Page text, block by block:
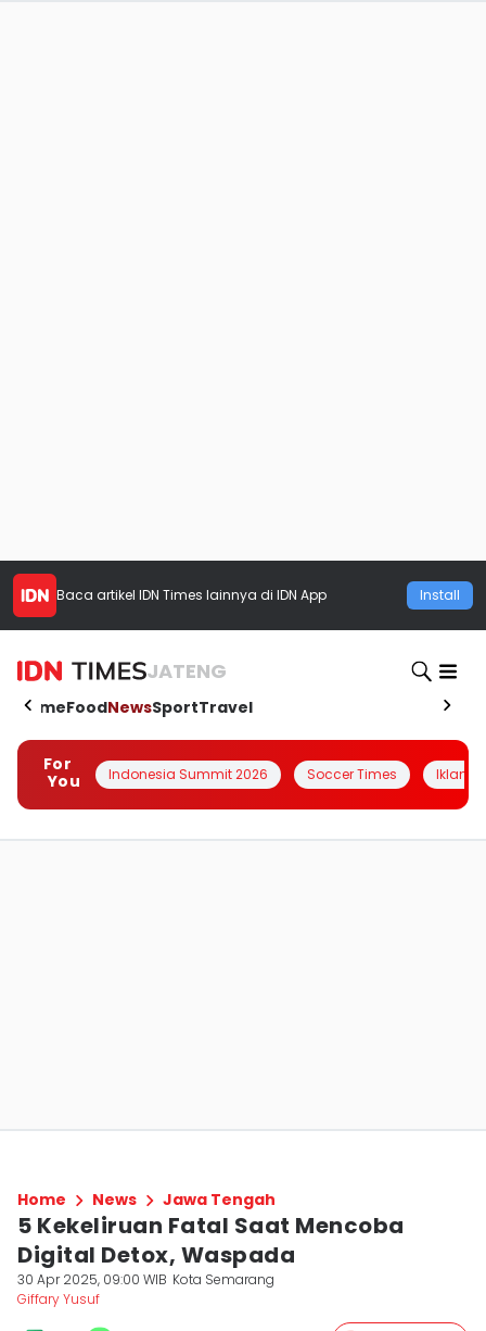
Baca artikel IDN Times lainnya di IDN App Install
JATENG
HomeFoodNewsSportTravel
For
You
Indonesia Summit 2026 Soccer Times Iklanin
Home News Jawa Tengah
5 Kekeliruan Fatal Saat Mencoba
Digital Detox, Waspada
30 Apr 2025, 09:00 WIB Kota Semarang
Giffary Yusuf